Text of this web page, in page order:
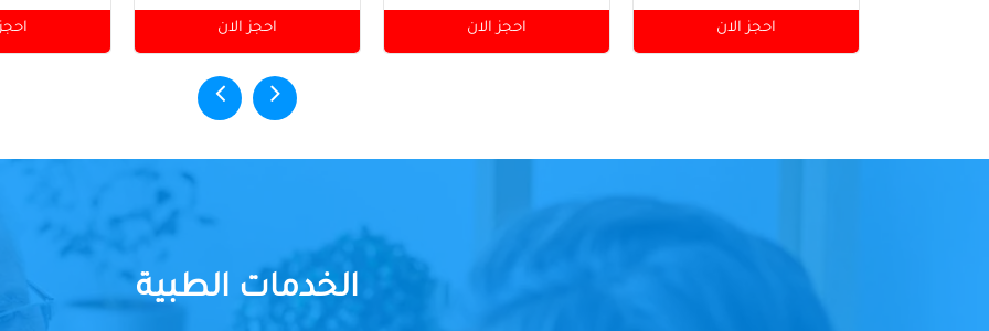
احجز الان احجز الان احجز الان
الخدمات الطبية